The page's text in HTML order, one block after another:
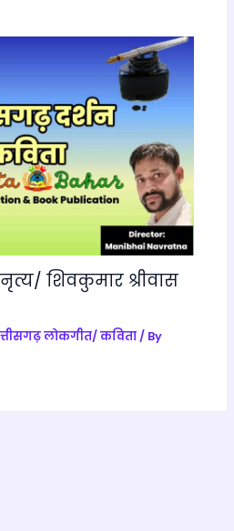
शिवकुमार श्रीवास
लोकगीत/ कविता / By